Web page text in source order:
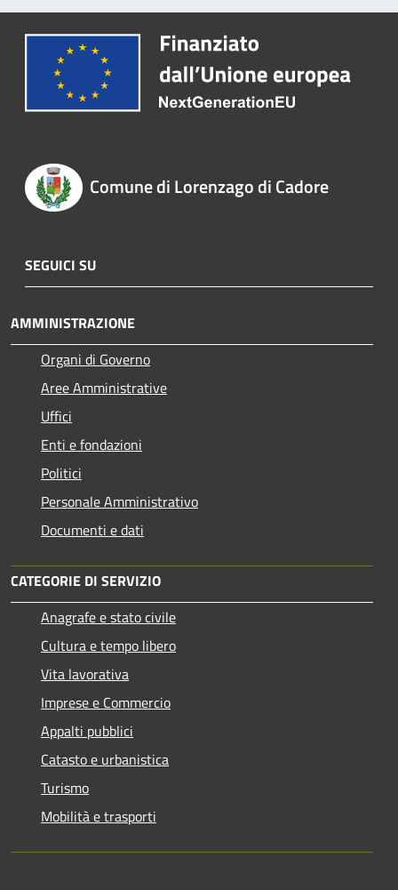
Comune di Lorenzago di Cadore
SEGUICI SU
AMMINISTRAZIONE
Organi di Governo
Aree Amministrative
Uffici
Enti e fondazioni
Politici
Personale Amministrativo
Documenti e dati
CATEGORIE DI SERVIZIO
Anagrafe e stato civile
Cultura e tempo libero
Vita lavorativa
Imprese e Commercio
Appalti pubblici
Catasto e urbanistica
Turismo
Mobilità e trasporti